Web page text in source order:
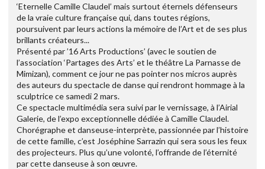
‘Eternelle Camille Claudel’ mais surtout éternels défenseurs
de la vraie culture française qui, dans toutes régions,
poursuivent par leurs actions la mémoire de l’Art et de ses plus
brillants créateurs...
Présenté par ’16 Arts Productions’ (avec le soutien de
l’association ‘Partages des Arts’ et le théâtre La Parnasse de
Mimizan), comment ce jour ne pas pointer nos micros auprès
des auteurs du spectacle de danse qui rendront hommage à la
sculptrice ce samedi 2 mars.
Ce spectacle multimédia sera suivi par le vernissage, à l’Airial
Galerie, de l’expo exceptionnelle dédiée à Camille Claudel.
Chorégraphe et danseuse-interprète, passionnée par l’histoire
de cette famille, c’est Joséphine Sarrazin qui sera sous les feux
des projecteurs. Plus qu’une volonté, l’offrande de l’éternité
par cette danseuse à son œuvre.